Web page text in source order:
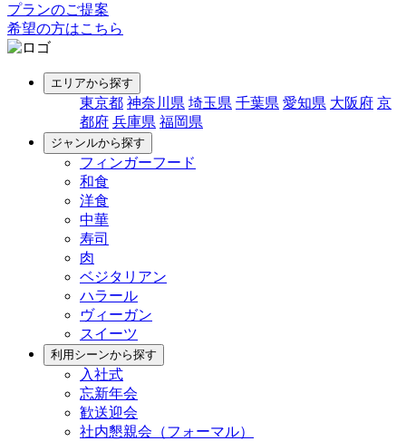
プランのご提案
希望の方はこちら
エリアから探す
東京都 神奈川県 埼玉県 千葉県 愛知県 大阪府 京
都府 兵庫県 福岡県
ジャンルから探す
フィンガーフード
和食
洋食
中華
寿司
肉
ベジタリアン
ハラール
ヴィーガン
スイーツ
利用シーンから探す
入社式
忘新年会
歓送迎会
社内懇親会（フォーマル）